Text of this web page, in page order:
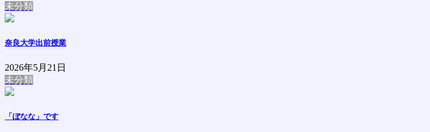
未分類
奈良大学出前授業
2026年5月21日
未分類
「ぼなな」です